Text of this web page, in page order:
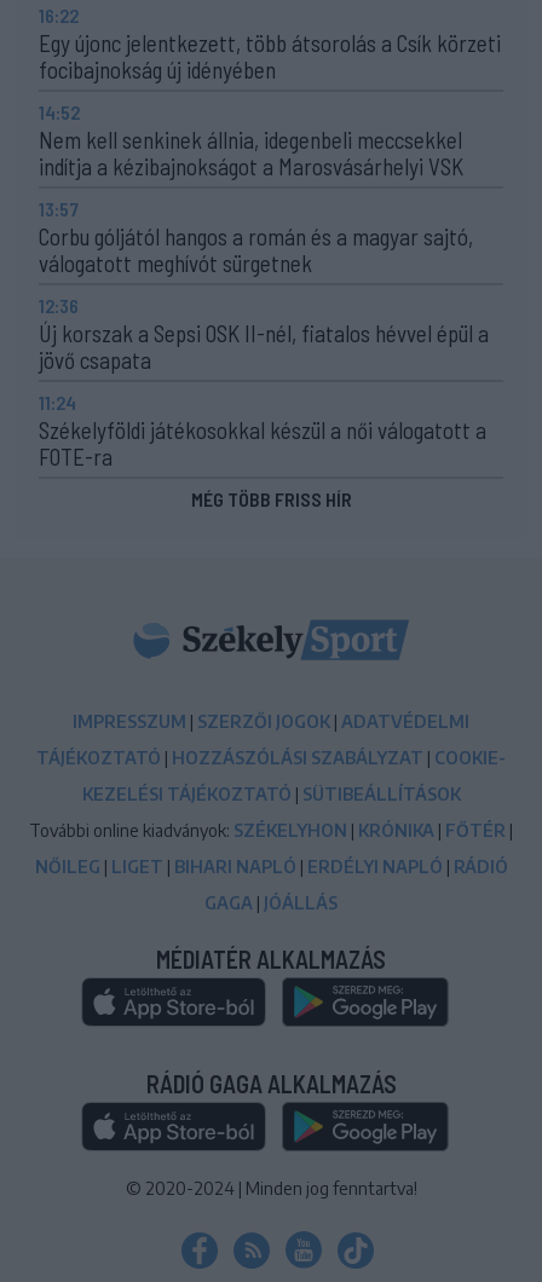
16:22
Egy újonc jelentkezett, több átsorolás a Csík körzeti
focibajnokság új idényében
14:52
Nem kell senkinek állnia, idegenbeli meccsekkel
indítja a kézibajnokságot a Marosvásárhelyi VSK
13:57
Corbu góljától hangos a román és a magyar sajtó,
válogatott meghívót sürgetnek
12:36
Új korszak a Sepsi OSK II-nél, fiatalos hévvel épül a
jövő csapata
11:24
Székelyföldi játékosokkal készül a női válogatott a
FOTE-ra
MÉG TÖBB FRISS HÍR
IMPRESSZUM | SZERZŐI JOGOK | ADATVÉDELMI
TÁJÉKOZTATÓ | HOZZÁSZÓLÁSI SZABÁLYZAT | COOKIE-
KEZELÉSI TÁJÉKOZTATÓ | SÜTIBEÁLLÍTÁSOK
További online kiadványok: SZÉKELYHON | KRÓNIKA | FŐTÉR |
NŐILEG | LIGET | BIHARI NAPLÓ | ERDÉLYI NAPLÓ | RÁDIÓ
GAGA | JÓÁLLÁS
MÉDIATÉR ALKALMAZÁS
RÁDIÓ GAGA ALKALMAZÁS
© 2020-2024 | Minden jog fenntartva!